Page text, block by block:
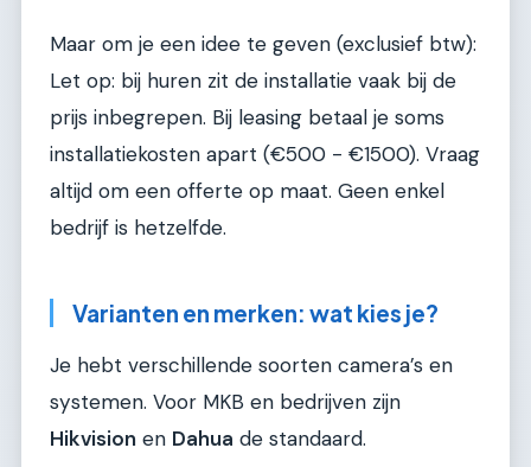
Maar om je een idee te geven (exclusief btw):
Let op: bij huren zit de installatie vaak bij de
prijs inbegrepen. Bij leasing betaal je soms
installatiekosten apart (€500 - €1500). Vraag
altijd om een offerte op maat. Geen enkel
bedrijf is hetzelfde.
Varianten en merken: wat kies je?
Je hebt verschillende soorten camera’s en
systemen. Voor MKB en bedrijven zijn
Hikvision en Dahua de standaard.